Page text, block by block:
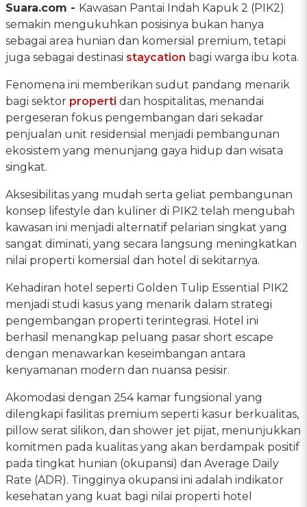
Suara.com - Kawasan Pantai Indah Kapuk 2 (PIK2)
semakin mengukuhkan posisinya bukan hanya
sebagai area hunian dan komersial premium, tetapi
juga sebagai destinasi staycation bagi warga ibu kota.
Fenomena ini memberikan sudut pandang menarik
bagi sektor properti dan hospitalitas, menandai
pergeseran fokus pengembangan dari sekadar
penjualan unit residensial menjadi pembangunan
ekosistem yang menunjang gaya hidup dan wisata
singkat.
Aksesibilitas yang mudah serta geliat pembangunan
konsep lifestyle dan kuliner di PIK2 telah mengubah
kawasan ini menjadi alternatif pelarian singkat yang
sangat diminati, yang secara langsung meningkatkan
nilai properti komersial dan hotel di sekitarnya.
Kehadiran hotel seperti Golden Tulip Essential PIK2
menjadi studi kasus yang menarik dalam strategi
pengembangan properti terintegrasi. Hotel ini
berhasil menangkap peluang pasar short escape
dengan menawarkan keseimbangan antara
kenyamanan modern dan nuansa pesisir.
Akomodasi dengan 254 kamar fungsional yang
dilengkapi fasilitas premium seperti kasur berkualitas,
pillow serat silikon, dan shower jet pijat, menunjukkan
komitmen pada kualitas yang akan berdampak positif
pada tingkat hunian (okupansi) dan Average Daily
Rate (ADR). Tingginya okupansi ini adalah indikator
kesehatan yang kuat bagi nilai properti hotel